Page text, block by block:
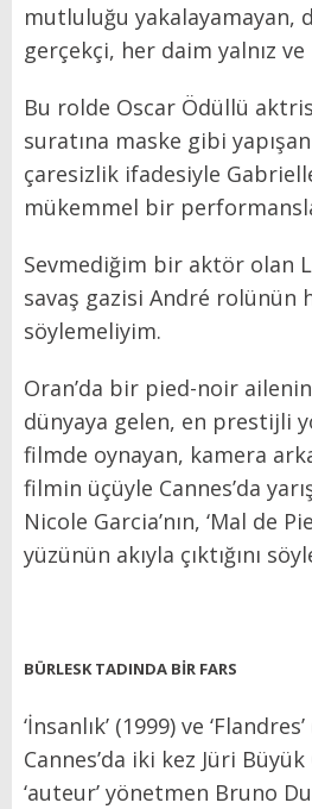
mutluluğu yakalayamayan,
gerçekçi, her daim yalnız
Bu rolde Oscar Ödüllü
suratına maske gibi
çaresizlik ifadesiyle
mükemmel bir
Sevmediğim bir aktör olan
savaş gazisi André rolünün
söylemeliyim.
Oran’da bir pied-noir ailenin
dünyaya gelen, en prestijli
filmde oynayan, kamera
filmin üçüyle Cannes’da
Nicole Garcia’nın, ‘Mal de
yüzünün akıyla çıktığını
BÜRLESK TADINDA BİR FARS
‘İnsanlık’ (1999) ve
Cannes’da iki kez Jüri
‘auteur’ yönetmen Bruno